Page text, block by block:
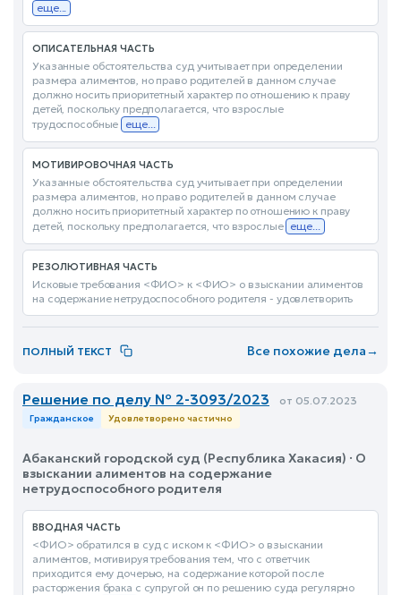
еще...
ОПИСАТЕЛЬНАЯ ЧАСТЬ
Указанные обстоятельства суд учитывает при определении
размера алиментов, но право родителей в данном случае
должно носить приоритетный характер по отношению к праву
детей, поскольку предполагается, что взрослые
трудоспособные еще...
МОТИВИРОВОЧНАЯ ЧАСТЬ
Указанные обстоятельства суд учитывает при определении
размера алиментов, но право родителей в данном случае
должно носить приоритетный характер по отношению к праву
детей, поскольку предполагается, что взрослые еще...
РЕЗОЛЮТИВНАЯ ЧАСТЬ
Исковые требования <ФИО> к <ФИО> о взыскании алиментов
на содержание нетрудоспособного родителя - удовлетворить
ПОЛНЫЙ ТЕКСТ Все похожие дела→
Решение по делу № 2-3093/2023 от 05.07.2023
Гражданское Удовлетворено частично
Абаканский городской суд (Республика Хакасия) · О
взыскании алиментов на содержание
нетрудоспособного родителя
ВВОДНАЯ ЧАСТЬ
<ФИО> обратился в суд с иском к <ФИО> о взыскании
алиментов, мотивируя требования тем, что с ответчик
приходится ему дочерью, на содержание которой после
расторжения брака с супругой он по решению суда регулярно